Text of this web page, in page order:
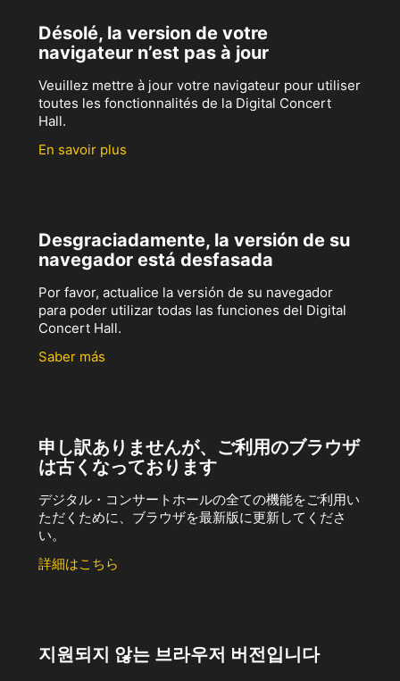
Désolé, la version de votre
navigateur n’est pas à jour
Veuillez mettre à jour votre navigateur pour utiliser
toutes les fonctionnalités de la Digital Concert
Hall.
En savoir plus
Desgraciadamente, la versión de su
navegador está desfasada
Por favor, actualice la versión de su navegador
para poder utilizar todas las funciones del Digital
Concert Hall.
Saber más
申し訳ありませんが、ご利用のブラウザ
は古くなっております
デジタル・コンサートホールの全ての機能をご利用い
ただくために、ブラウザを最新版に更新してくださ
い。
詳細はこちら
지원되지 않는 브라우저 버전입니다